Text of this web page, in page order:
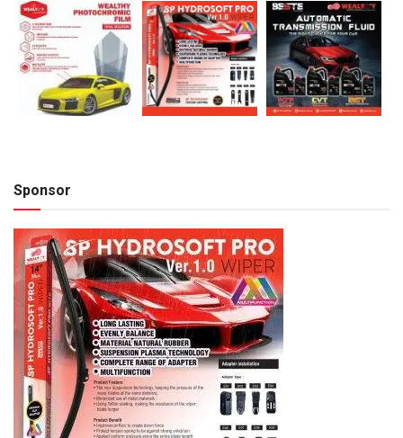
Sponsor